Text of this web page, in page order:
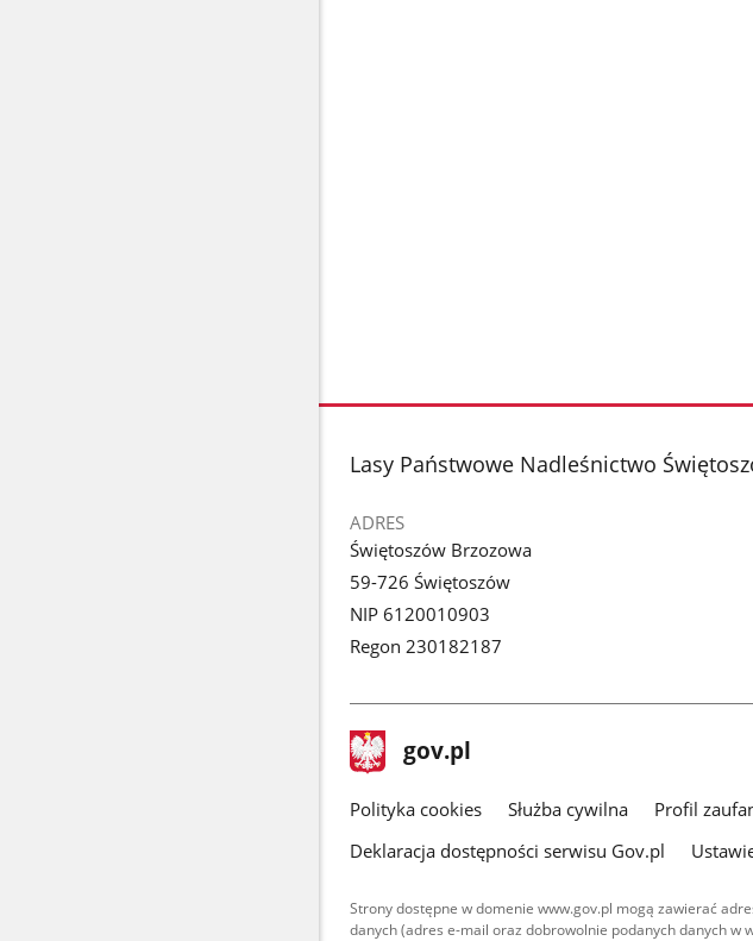
stopka
Lasy Państwowe Nadleśnictwo
ADRES
Świętoszów Brzozowa
59-726 Świętoszów
NIP 6120010903
Regon 230182187
stopka
gov.pl Strona
gov.pl
gov.pl
Polityka cookies Służba cywilna Profil
Deklaracja dostępności serwisu Gov.pl
Strony dostępne w domenie www.gov.pl mogą zawierać
danych (adres e-mail oraz dobrowolnie podanych danych w